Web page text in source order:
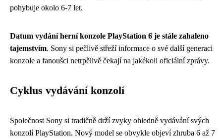
pohybuje okolo 6-7 let.
Datum vydání herní konzole PlayStation 6 je stále zahaleno
tajemstvím. Sony si pečlivě střeží informace o své další generaci
konzole a fanoušci netrpělivě čekají na jakékoli oficiální zprávy.
Cyklus vydávání konzolí
Společnost Sony si tradičně drží zvyky ohledně vydávání svých
konzolí PlayStation. Nový model se obvykle objeví zhruba 6 až 7